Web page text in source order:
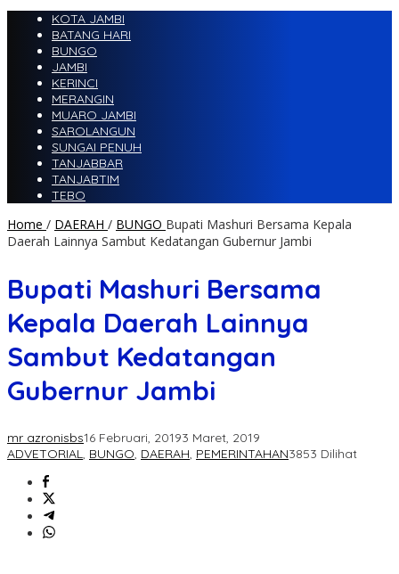
KOTA JAMBI
BATANG HARI
BUNGO
JAMBI
KERINCI
MERANGIN
MUARO JAMBI
SAROLANGUN
SUNGAI PENUH
TANJABBAR
TANJABTIM
TEBO
Home / DAERAH / BUNGO Bupati Mashuri Bersama Kepala
Daerah Lainnya Sambut Kedatangan Gubernur Jambi
Bupati Mashuri Bersama
Kepala Daerah Lainnya
Sambut Kedatangan
Gubernur Jambi
mr azronisbs16 Februari, 20193 Maret, 2019
ADVETORIAL, BUNGO, DAERAH, PEMERINTAHAN3853 Dilihat